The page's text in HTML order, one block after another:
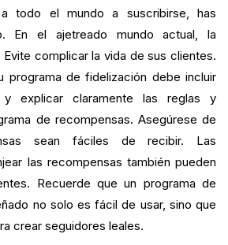
todo el mundo a suscribirse, has
En el ajetreado mundo actual, la
complicar la vida de sus clientes.
programa de fidelización debe incluir
y explicar claramente las reglas y
de recompensas. Asegúrese de
sean fáciles de recibir. Las
las recompensas también pueden
Recuerde que un programa de
no solo es fácil de usar, sino que
crear seguidores leales.